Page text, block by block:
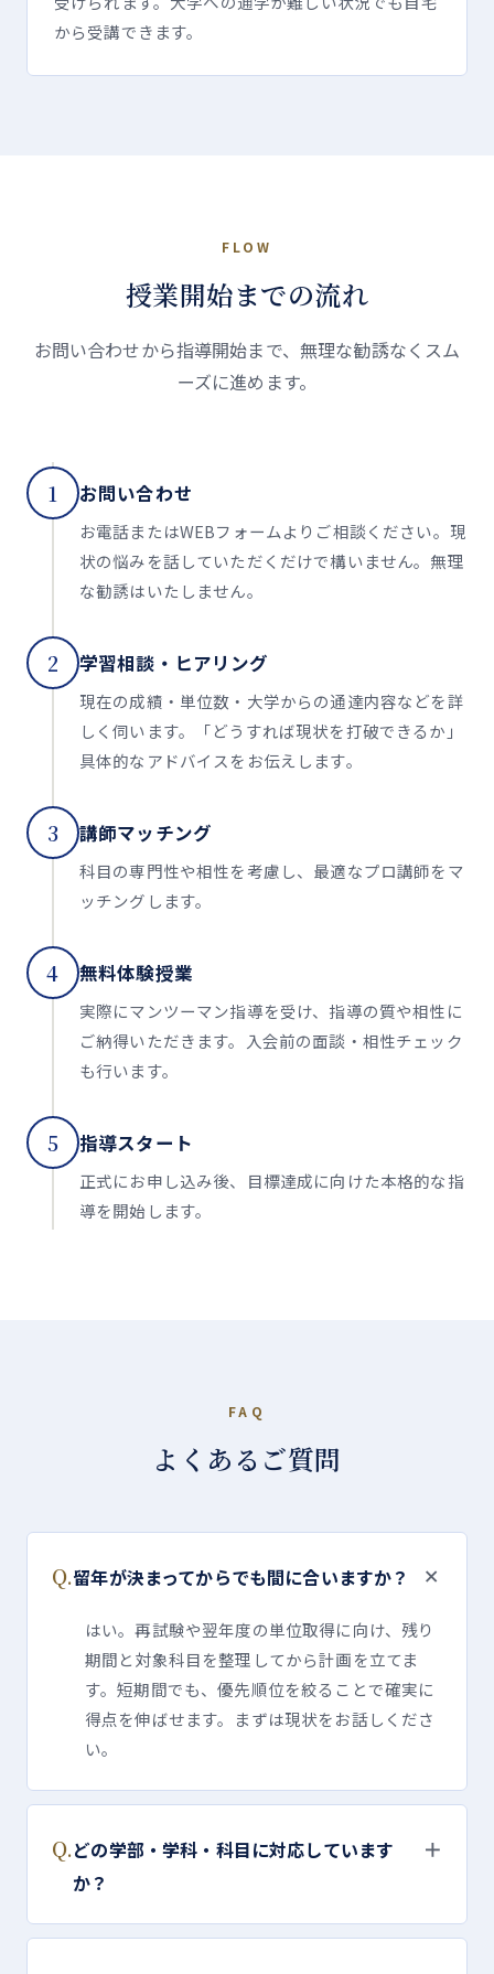
から受講できます。
FLOW
授業開始までの流れ
お問い合わせから指導開始まで、無理な勧誘なくスム
ーズに進めます。
1 お問い合わせ
お電話またはWEBフォームよりご相談ください。現
状の悩みを話していただくだけで構いません。無理
な勧誘はいたしません。
2 学習相談・ヒアリング
現在の成績・単位数・大学からの通達内容などを詳
しく伺います。「どうすれば現状を打破できるか」
具体的なアドバイスをお伝えします。
3 講師マッチング
科目の専門性や相性を考慮し、最適なプロ講師をマ
ッチングします。
4 無料体験授業
実際にマンツーマン指導を受け、指導の質や相性に
ご納得いただきます。入会前の面談・相性チェック
も行います。
5 指導スタート
正式にお申し込み後、目標達成に向けた本格的な指
導を開始します。
FAQ
よくあるご質問
Q.留年が決まってからでも間に合いますか？ ＋
はい。再試験や翌年度の単位取得に向け、残り
期間と対象科目を整理してから計画を立てま
す。短期間でも、優先順位を絞ることで確実に
得点を伸ばせます。まずは現状をお話しくださ
い。
Q.どの学部・学科・科目に対応しています
か？
＋